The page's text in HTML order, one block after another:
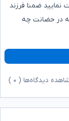
نمایید ضمنا فرزند
که در حضانت چه
دیدگاه‌ها ( ۰